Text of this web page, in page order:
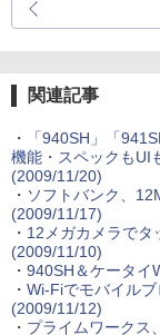
関連記事
・
「940SH」「
機能・スペックもUI
(2009/11/20)
・ ソフトバンク、
(2009/11/17)
・ 12メガカメラでタ
(2009/11/10)
・ 940SH＆ケータイ
・ Wi-Fiでモバイル
(2009/11/12)
・ プライムワークス